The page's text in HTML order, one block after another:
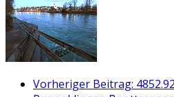
Vorheriger Beitrag: